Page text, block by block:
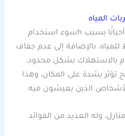
المياه
تحدث تسربات المياه في هذه الحالة أحيانًا بسبب hسوء استخدام
بالإضافة إلى عدم جفاف
بالاستهلاك بشكل محدود،
تؤثر بشدة على المكان، وهذا
والأشخاص الذين يعيشون فيه.
وله العديد من الفوائد